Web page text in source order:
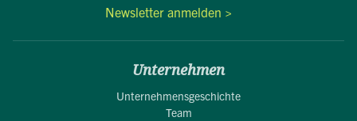
Newsletter anmelden >
Unternehmen
Unternehmensgeschichte
Team